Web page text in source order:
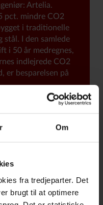
Om
fra tredjeparter. Det
brugt til at optimere
Artelia.
pct. mindre CO2
i traditionelle
stål. I den samlede
i 50 år medregnes,
indlejrede CO2
er besparelsen på
viser, at
på 1,3 – 1,6 ton
med
bæredygtighed,